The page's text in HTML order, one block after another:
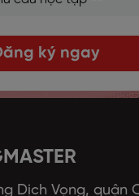
ký ngay
Dịch Vọng, quận